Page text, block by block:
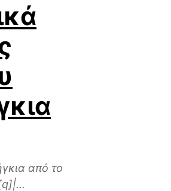
από το